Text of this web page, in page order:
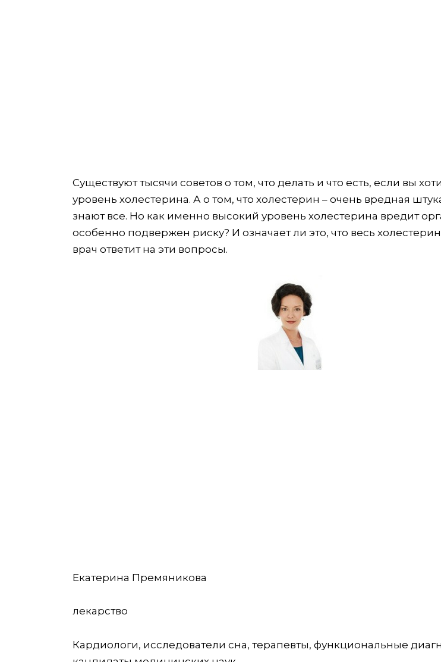
Существуют тысячи советов о том, что делать и что есть, если вы
уровень холестерина. А о том, что холестерин – очень вредная
знают все. Но как именно высокий уровень холестерина вредит
особенно подвержен риску? И означает ли это, что весь
врач ответит на эти вопросы.
Екатерина Премяникова
лекарство
Кардиологи, исследователи сна, терапевты, функциональные